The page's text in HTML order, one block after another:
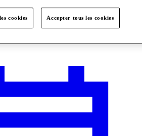
cookies Accepter tous les cookies